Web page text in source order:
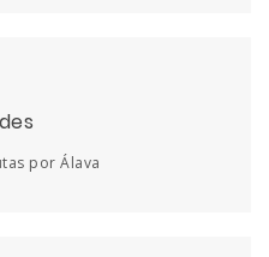
por Álava